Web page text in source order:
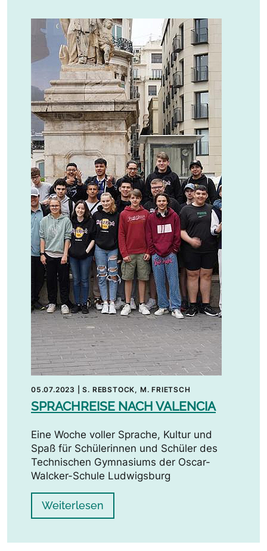
05.07.2023 |S. REBSTOCK, M. FRIETSCH
SPRACHREISE NACH VALENCIA
Eine Woche voller Sprache, Kultur und
Spaß für Schülerinnen und Schüler des
Technischen Gymnasiums der Oscar-
Walcker-Schule Ludwigsburg
Weiterlesen